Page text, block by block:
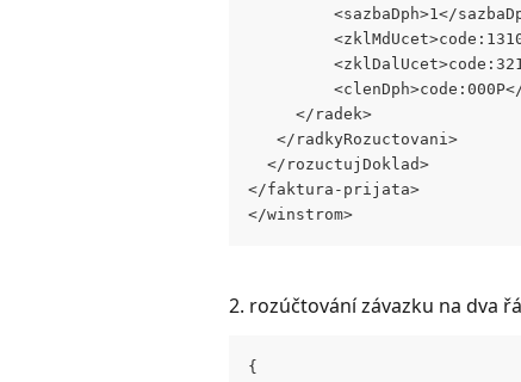
<sazbaDph>1</
     </radek>
   </radkyRozuctovani>
  </rozuctujDoklad>
</faktura-prijata>
</winstrom>
2. rozúčtování závazku na dva
{